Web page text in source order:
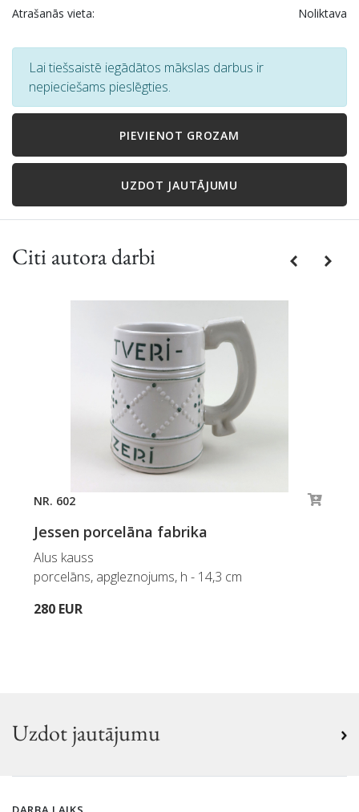
Atrašanās vieta: Noliktava
Lai tiešsaistē iegādātos mākslas darbus ir
nepieciešams pieslēgties.
PIEVIENOT GROZAM
UZDOT JAUTĀJUMU
Citi autora darbi PreviousNext
NR. 602
Jessen porcelāna fabrika
Alus kauss
porcelāns, apgleznojums, h - 14,3 cm
280 EUR
Uzdot jautājumu